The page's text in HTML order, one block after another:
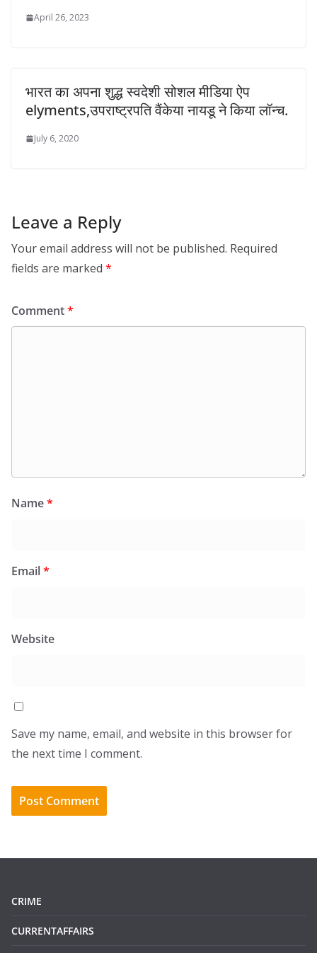
April 26, 2023
भारत का अपना शुद्ध स्वदेशी सोशल मीडिया ऐप
elyments,उपराष्ट्रपति वैंकेया नायडू ने किया लॉन्च.
July 6, 2020
Leave a Reply
Your email address will not be published. Required
fields are marked *
Comment*
Name*
Email*
Website
Save my name, email, and website in this browser for
the next time I comment.
CRIME
CURRENTAFFAIRS